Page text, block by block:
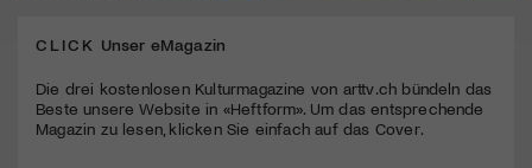
CLICK Unser eMagazin
Die drei kostenlosen Kulturmagazine von arttv.ch bündeln das
Beste unsere Website in «Heftform». Um das entsprechende
Magazin zu lesen, klicken Sie einfach auf das Cover.